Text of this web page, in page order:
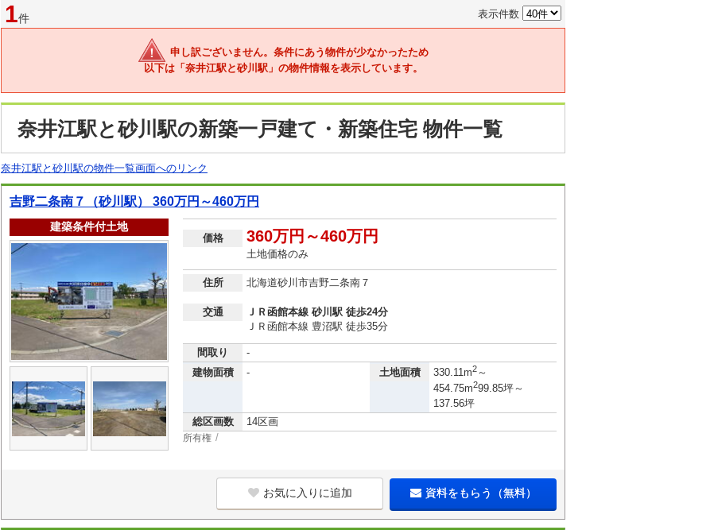
1件 表示件数
申し訳ございません。条件にあう物件が少なかったため
以下は「奈井江駅と砂川駅」の物件情報を表示しています。
奈井江駅と砂川駅の新築一戸建て・新築住宅 物件一覧
奈井江駅と砂川駅の物件一覧画面へのリンク
吉野二条南７（砂川駅） 360万円～460万円
建築条件付土地
価格 360万円～460万円
土地価格のみ
住所 北海道砂川市吉野二条南７
交通
ＪＲ函館本線 砂川駅 徒歩24分
ＪＲ函館本線 豊沼駅 徒歩35分
間取り
-
建物面積
- 土地面積 330.11m2～
454.75m299.85坪～
137.56坪
総区画数
14区画
所有権
お気に入りに追加 資料をもらう（無料）